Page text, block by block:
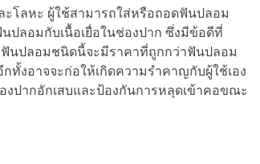
โลหะ ผู้ใช้สามารถใส่หรือถอดฟันปลอม
ลอมกับเนื้อเยื่อในช่องปาก ซึ่งมีข้อดีที่
ฟันปลอมชนิดนี้จะมีราคาที่ถูกกว่าฟันปลอม
งอาจจะก่อให้เกิดความรำคาญกับผู้ใช้เอง
งปากอักเสบและป้องกันการหลุดเข้าคอขณะ